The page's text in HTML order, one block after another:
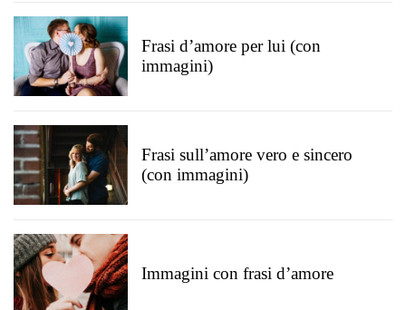
Frasi d’amore per lui (con
immagini)
Frasi sull’amore vero e sincero
(con immagini)
Immagini con frasi d’amore